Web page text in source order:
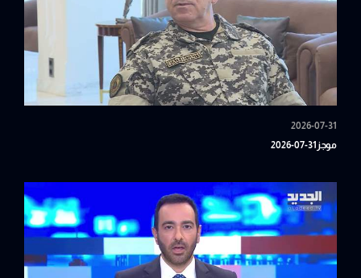
2026-07-31
موجز31-07-2026